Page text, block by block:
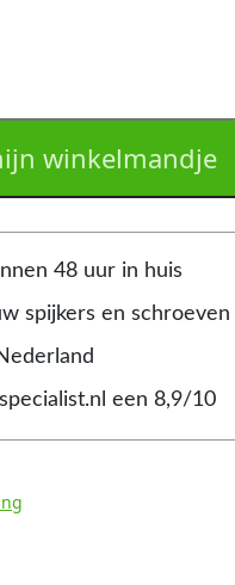
winkelmandje
48 uur in huis
spijkers en schroeven
een 8,9/10